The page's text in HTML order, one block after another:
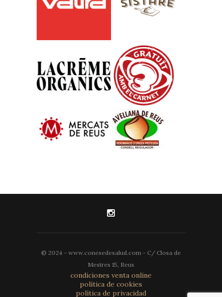
© 2024 - www.conesedesalud.com - C/ Closa de
Mestres 15, Reus
condiciones venta online
política de cookies
política de privacidad